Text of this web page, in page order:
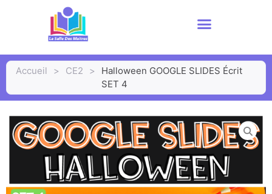
Accueil > CE2 >
Halloween GOOGLE SLIDES Écrit
SET 4